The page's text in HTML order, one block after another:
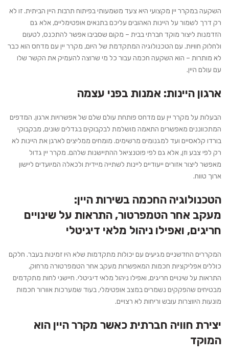
השקעה במקרר יין מקצועי היא צעד משמעותי בפיתוח תרבות היין הביתית. זו לא
רק דרך לשמור על היינות האהובים עליכם בתנאים אופטימליים, אלא גם
הזדמנות ליצור מוקד חברתי בבית – מקום שסביבו אפשר להתכנס, לטעום
ולחלוק חוויות. עם הטכנולוגיה המתקדמת של היום, מקרר יין עם מדחס הוא כבר
לא מותרות – הוא השקעה חכמה עבור כל מי שרוצה להעמיק את הקשר שלו
עם עולם היין.
ארגון היינות: אמנות בפני עצמה
הבעלות על מקרר יין עם מדחס פותחת עולם שלם של אפשרויות ארגון. המדפים
המתכווננים מאפשרים התאמה מושלמת לבקבוקים בגדלים שונים, מבקבוקי
בורדו קלאסיים ועד למגנומים מרשימים. מומחים ממליצים לארגן את היינות לא
רק לפי צבע וזן, אלא גם לפי פוטנציאל ההתיישנות שלהם. מקרר יין גדול
מאפשר ליצור אזורים ייעודיים ליינות לשתייה מיידית ולכאלה המיועדים ליישון
ארוך טווח.
הטכנולוגיה החכמה בשירות היין:
מעקב אחר הטמפרטור, התראות על שינויים
חריגים, ואפילו ניהול מלאי דיגיטלי
המקררים החדשניים מגיעים עם יכולות מתקדמות שלא היו זמינות בעבר. חלקם
כוללים אפליקציות חכמות המאפשרות מעקב אחר הטמפרטורה מרחוק,
התראות על שינויים חריגים, ואפילו ניהול מלאי דיגיטלי. חיישני לחות מתקדמים
מבטיחים שהפקקים נשמרים במצב אופטימלי, בעוד שמערכות אוורור חכמות
מונעות היווצרות עובש וריחות לא רצויים.
יצירת חוויה חברתית כאשר מקרר היין הוא
המוקד